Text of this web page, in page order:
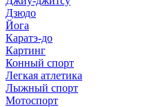
Дзюдо
Йога
Каратэ-до
Картинг
Конный спорт
Легкая атлетика
Лыжный спорт
Мотоспорт